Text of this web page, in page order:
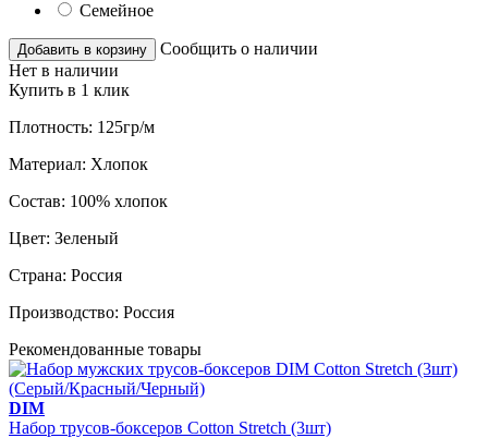
Семейное
Добавить в корзину
Сообщить о наличии
Нет в наличии
Купить в 1 клик
Плотность: 125гр/м
Материал: Хлопок
Состав: 100% хлопок
Цвет: Зеленый
Страна: Россия
Производство: Россия
Рекомендованные товары
DIM
Набор трусов-боксеров Cotton Stretch (3шт)